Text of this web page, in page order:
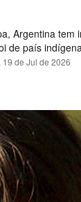
Argentina tem
de país
19 de Jul de 2026